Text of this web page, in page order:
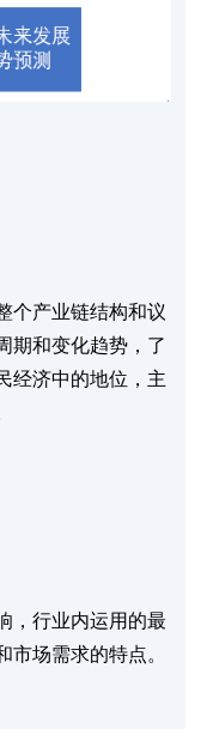
个产业链结构和议
期和变化趋势，了
经济中的地位，主
，行业内运用的最
市场需求的特点。